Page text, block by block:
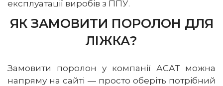
експлуатації виробів з ППУ.
ЯК ЗАМОВИТИ ПОРОЛОН ДЛЯ
ЛІЖКА?
Замовити поролон у компанії АСАТ можна
напряму на сайті — просто оберіть потрібний